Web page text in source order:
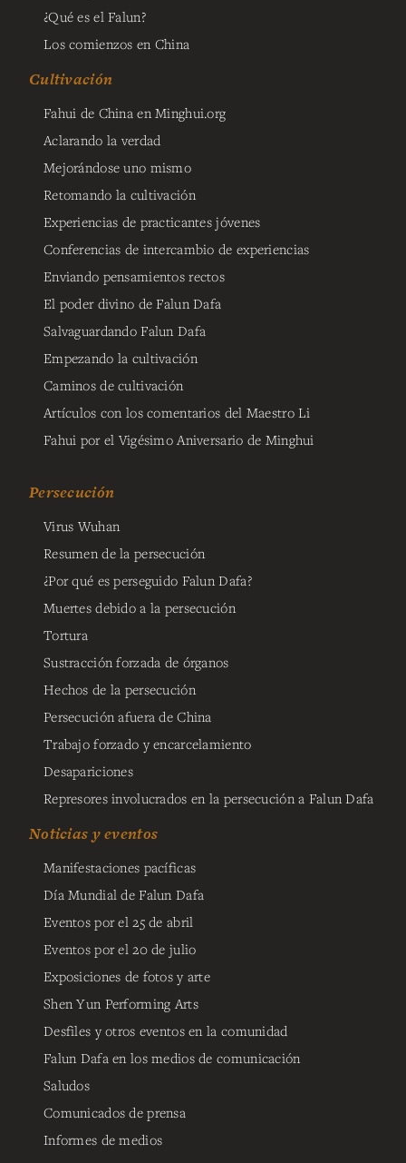
¿Qué es el Falun?
Los comienzos en China
Cultivación
Fahui de China en Minghui.org
Aclarando la verdad
Mejorándose uno mismo
Retomando la cultivación
Experiencias de practicantes jóvenes
Conferencias de intercambio de experiencias
Enviando pensamientos rectos
El poder divino de Falun Dafa
Salvaguardando Falun Dafa
Empezando la cultivación
Caminos de cultivación
Artículos con los comentarios del Maestro Li
Fahui por el Vigésimo Aniversario de Minghui
Persecución
Virus Wuhan
Resumen de la persecución
¿Por qué es perseguido Falun Dafa?
Muertes debido a la persecución
Tortura
Sustracción forzada de órganos
Hechos de la persecución
Persecución afuera de China
Trabajo forzado y encarcelamiento
Desapariciones
Represores involucrados en la persecución a Falun Dafa
Noticias y eventos
Manifestaciones pacíficas
Día Mundial de Falun Dafa
Eventos por el 25 de abril
Eventos por el 20 de julio
Exposiciones de fotos y arte
Shen Yun Performing Arts
Desfiles y otros eventos en la comunidad
Falun Dafa en los medios de comunicación
Saludos
Comunicados de prensa
Informes de medios